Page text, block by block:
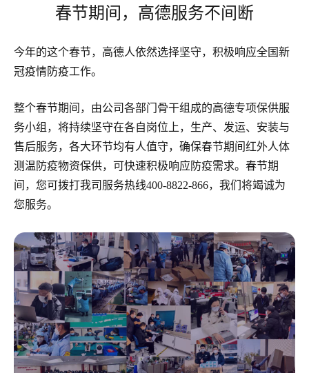
春节期间，高德服务不间断
今年的这个春节，高德人依然选择坚守，积极响应全国新
冠疫情防疫工作。
整个春节期间，由公司各部门骨干组成的高德专项保供服
务小组，将持续坚守在各自岗位上，生产、发运、安装与
售后服务，各大环节均有人值守，确保春节期间红外人体
测温防疫物资保供，可快速积极响应防疫需求。春节期
间，您可拨打我司服务热线400-8822-866，我们将竭诚为
您服务。